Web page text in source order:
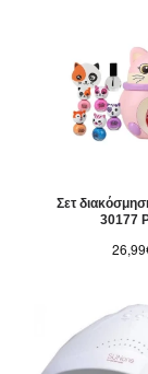
Σετ
30177